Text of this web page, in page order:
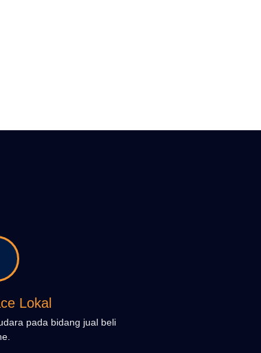
Lokal
pada bidang jual beli